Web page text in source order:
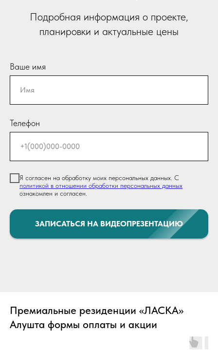
Подробная информация о проекте,
планировки и актуальные цены
Ваше имя
Телефон
Я согласен на обработку моих персональных данных. С
политикой в отношении обработки персональных данных
ознакомлен и согласен.
ЗАПИСАТЬСЯ НА ВИДЕОПРЕЗЕНТАЦИЮ
Премиальные резиденции «ЛАСКА»
Алушта формы оплаты и акции